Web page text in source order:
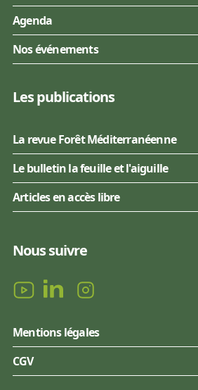
Agenda
Nos événements
Les publications
La revue Forêt Méditerranéenne
Le bulletin la feuille et l'aiguille
Articles en accès libre
Nous suivre
Mentions légales
CGV